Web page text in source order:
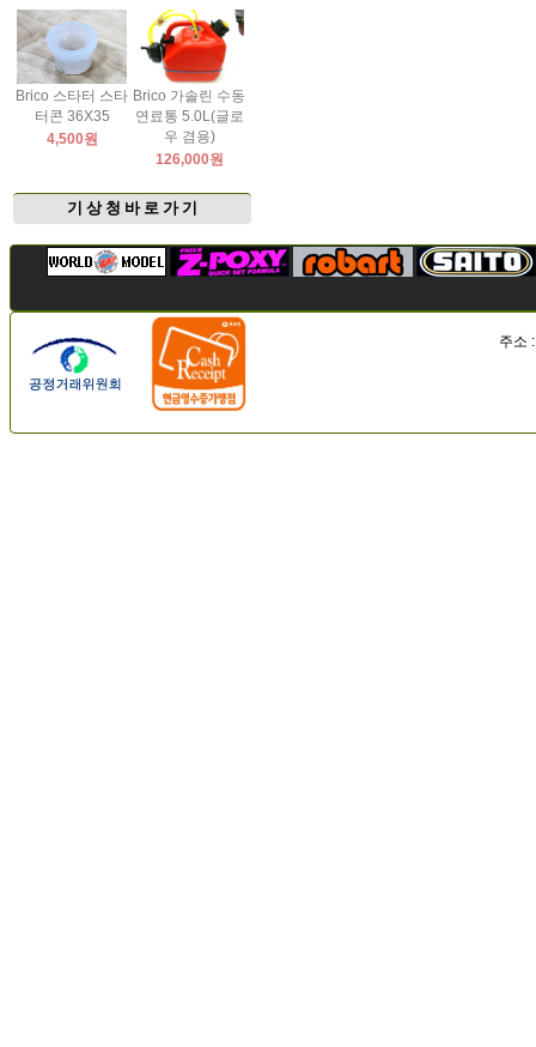
Brico 스타터 스타
터콘 36X35
4,500원
Brico 가솔린 수동
연료통 5.0L(글로
우 겸용)
126,000원
기 상 청 바 로 가 기
주소